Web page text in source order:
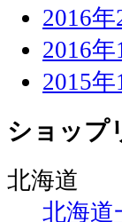
2016年
2016年
2015年
ショップ
北海道
北海道